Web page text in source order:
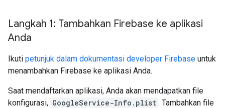
Langkah 1: Tambahkan Firebase ke aplikasi
Anda
Ikuti petunjuk dalam dokumentasi developer Firebase untuk
menambahkan Firebase ke aplikasi Anda.
Saat mendaftarkan aplikasi, Anda akan mendapatkan file
konfigurasi, GoogleService-Info.plist . Tambahkan file